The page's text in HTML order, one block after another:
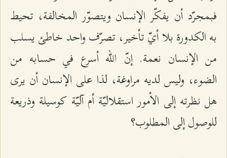
فبمجرّد أن يفكّر الإنسان ويتصوّر المخالفة، تحيط
به الكدورة بلا أيّ تأخير، تصرّف واحد خاطئ يسلب
من الإنسان نعمة. إنّ الله أسرع في حسابه من
الضوء، وليس لديه مراوغة، لذا على الإنسان أن يرى
هل نظرته إلى الأمور استقلاليّة أم آليّة كوسيلة وذريعة
للوصول إلى المطلوب؟